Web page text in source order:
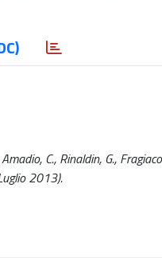
C., Rinaldin, G.,
2013).